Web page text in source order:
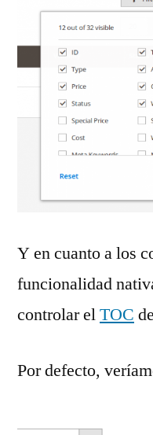
Y en cuanto a los
funcionalidad
controlar elTOC
Por defecto,